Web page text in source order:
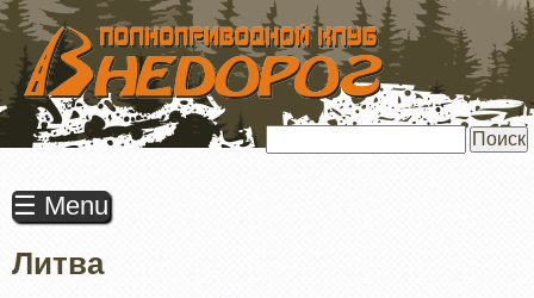
ПЕРЕЙТИ
ОСНОВНОМУ
СОДЕРЖАНИЮ
☰ Menu
Литва